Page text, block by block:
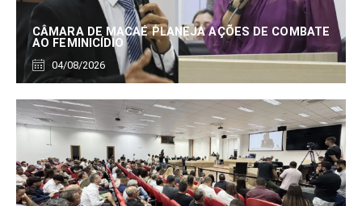
CÂMARA DE MACAÉ PLANEJA AÇÕES DE COMBATE
AO FEMINICÍDIO
04/08/2026